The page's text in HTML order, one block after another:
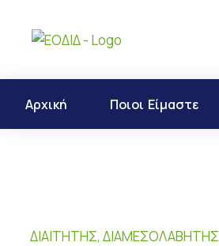
Αρχική Ποιοι Είμαστε
ΔΙΑΙΤΗΤΉΣ, ΔΙΑΜΕΣΟΛΑΒΗΤΉΣ